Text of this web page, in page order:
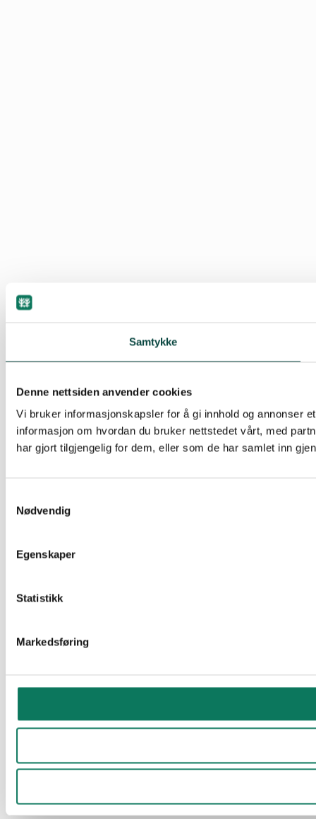
Samtykke
Denne nettsiden anvender cookies
Vi bruker informasjonskapsler for å gi innhold og annonser
informasjon om hvordan du bruker nettstedet vårt, med
har gjort tilgjengelig for dem, eller som de har samlet inn
Nødvendig
Egenskaper
Statistikk
Markedsføring